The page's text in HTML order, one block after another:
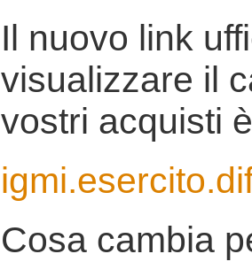
Il nuovo link
visualizzare il
vostri acquisti
Cosa cambia